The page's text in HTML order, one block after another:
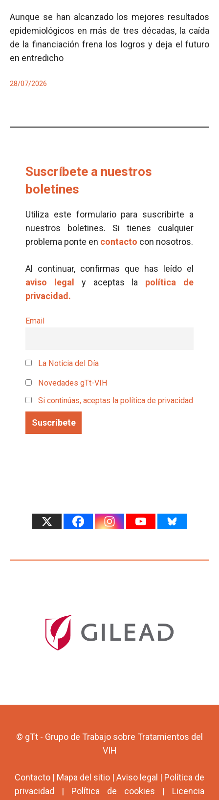
Aunque se han alcanzado los mejores resultados
epidemiológicos en más de tres décadas, la caída
de la financiación frena los logros y deja el futuro
en entredicho
28/07/2026
Suscríbete a nuestros
boletines
Utiliza este formulario para suscribirte a
nuestros boletines. Si tienes cualquier
problema ponte en contacto con nosotros.
Al continuar, confirmas que has leído el
aviso legal
y aceptas la política de
privacidad.
Email
La Noticia del Día
Novedades gTt-VIH
Si continúas, aceptas la política de privacidad
© gTt - Grupo de Trabajo sobre Tratamientos del
VIH
Contacto | Mapa del sitio | Aviso legal | Política de
privacidad | Política de cookies | Licencia